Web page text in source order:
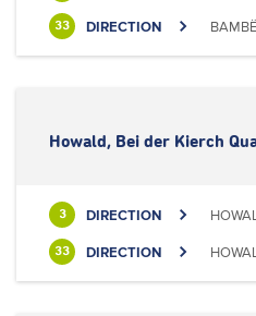
33 DIRECTION
Howald, Bei der Kierch
3 DIRECTION
33 DIRECTION